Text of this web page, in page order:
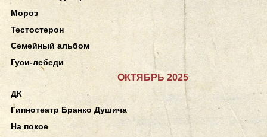
Мороз
Тестостерон
Семейный альбом
Гуси-лебеди
ОКТЯБРЬ 2025
ДК
Гипнотеатр Бранко Душича
На покое